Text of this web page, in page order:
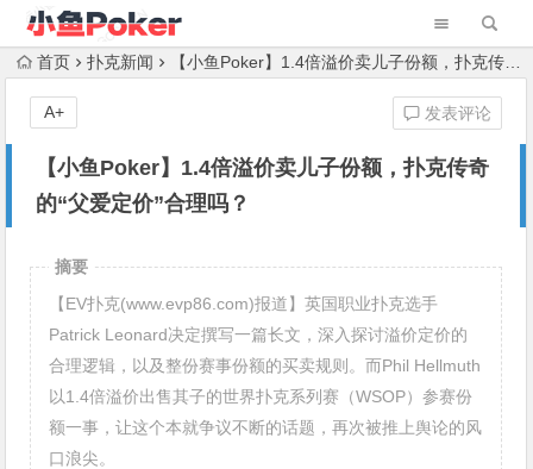
首页 扑克新闻 【小鱼Poker】1.4倍溢价卖儿子份额，扑克传奇的“父爱定价”合理吗？
【小鱼Poker】1.4倍溢价卖儿子份额，扑克传奇
的“父爱定价”合理吗？
发表评论
A+
摘要
【EV扑克(www.evp86.com)报道】英国职业扑克选手
Patrick Leonard决定撰写一篇长文，深入探讨溢价定价的
合理逻辑，以及整份赛事份额的买卖规则。而Phil Hellmuth
以1.4倍溢价出售其子的世界扑克系列赛（WSOP）参赛份
额一事，让这个本就争议不断的话题，再次被推上舆论的风
口浪尖。